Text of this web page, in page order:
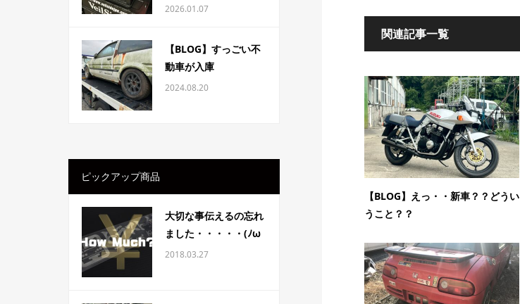
関連記事一覧
【BLOG】えっ・・新車？？どうい
うこと？？
2026.01.07
【BLOG】すっごい不
動車が入庫
2024.08.20
ピックアップ商品
大切な事伝えるの忘れ
ました・・・・・(ﾉω
2018.03.27